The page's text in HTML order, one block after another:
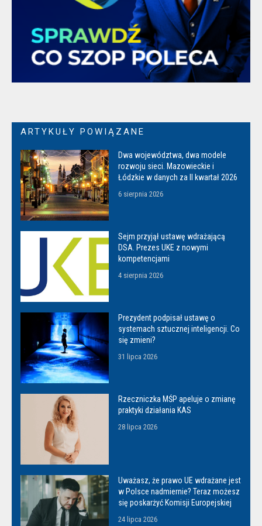
ARTYKUŁY POWIĄZANE
Dwa województwa, dwa modele
rozwoju sieci. Mazowieckie i
Łódzkie w danych za II kwartał 2026
6 sierpnia 2026
Sejm przyjął ustawę wdrażającą
DSA. Prezes UKE z nowymi
kompetencjami
4 sierpnia 2026
Prezydent podpisał ustawę o
systemach sztucznej inteligencji. Co
się zmieni?
31 lipca 2026
Rzeczniczka MŚP apeluje o zmianę
praktyki działania KAS
28 lipca 2026
Uważasz, że prawo UE wdrażane jest
w Polsce nadmiernie? Teraz możesz
się poskarżyć Komisji Europejskiej
24 lipca 2026